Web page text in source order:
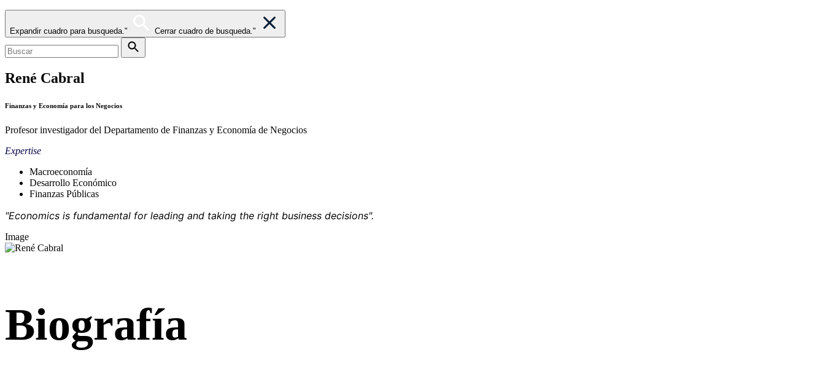
Expandir cuadro para busqueda." Cerrar cuadro de busqueda."
René Cabral
Finanzas y Economía para los Negocios
Profesor investigador del Departamento de Finanzas y Economía de Negocios
Expertise
Macroeconomía
Desarrollo Económico
Finanzas Públicas
"Economics is fundamental for leading and taking the right business decisions".
Image
Biografía